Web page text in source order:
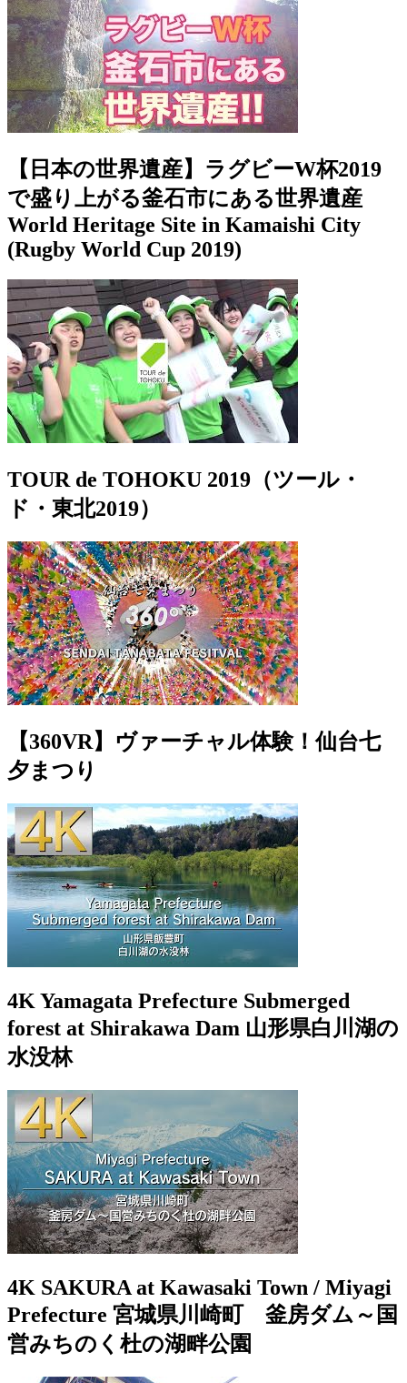
【日本の世界遺産】ラグビーW杯2019
で盛り上がる釜石市にある世界遺産
World Heritage Site in Kamaishi City
(Rugby World Cup 2019)
TOUR de TOHOKU 2019（ツール・
ド・東北2019）
【360VR】ヴァーチャル体験！仙台七
夕まつり
4K Yamagata Prefecture Submerged
forest at Shirakawa Dam 山形県白川湖の
水没林
4K SAKURA at Kawasaki Town / Miyagi
Prefecture 宮城県川崎町 釜房ダム～国
営みちのく杜の湖畔公園